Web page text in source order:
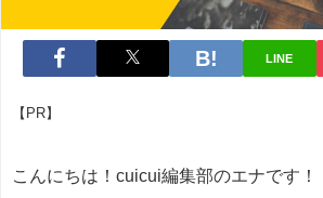
LINE
【PR】
こんにちは！cuicui編集部のエナです！